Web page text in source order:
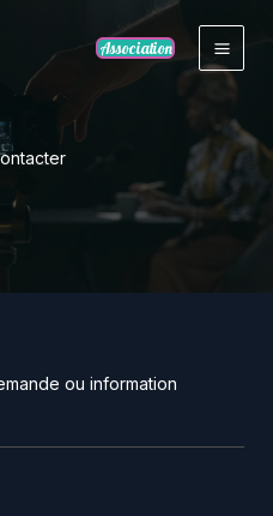
Association
ou information